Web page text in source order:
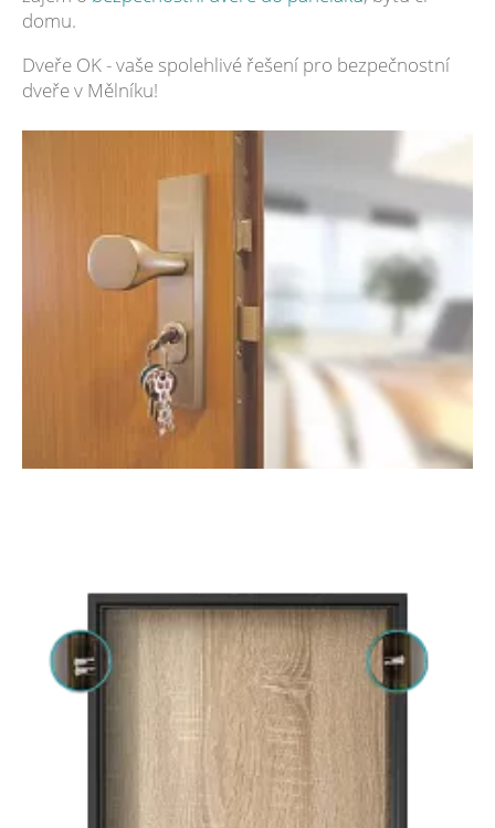
domu.
Dveře OK - vaše spolehlivé řešení pro bezpečnostní
dveře v Mělníku!